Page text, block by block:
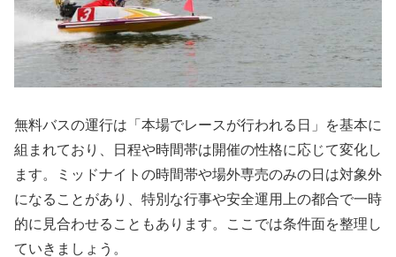
無料バスの運行は「本場でレースが行われる日」を基本に
組まれており、日程や時間帯は開催の性格に応じて変化し
ます。ミッドナイトの時間帯や場外専売のみの日は対象外
になることがあり、特別な行事や安全運用上の都合で一時
的に見合わせることもあります。ここでは条件面を整理し
ていきましょう。